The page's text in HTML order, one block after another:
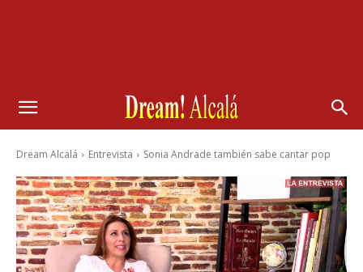
Dream Alcalá Entrevista Sonia Andrade también sabe cantar pop